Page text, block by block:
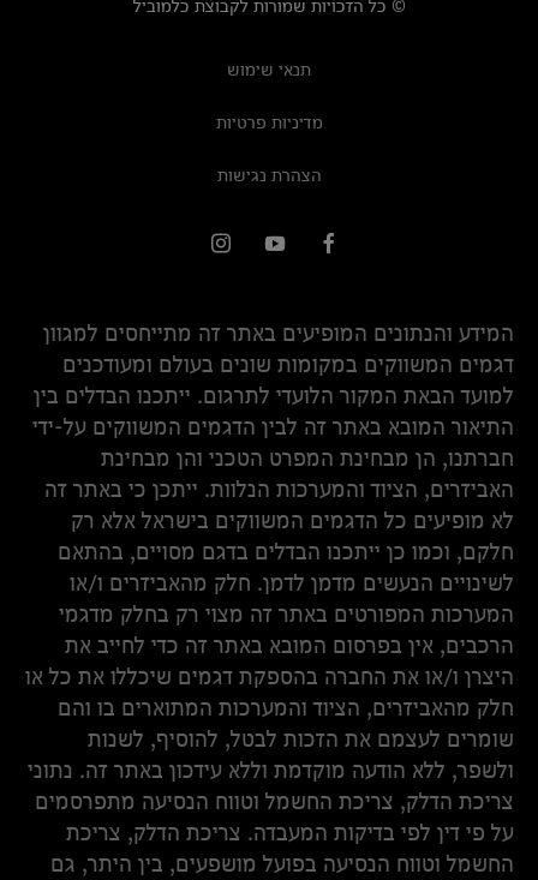
© כל הזכויות שמורות לקבוצת כלמוביל
תנאי שימוש
מדיניות פרטיות
הצהרת נגישות
המידע והנתונים המופיעים באתר זה מתייחסים למגוון
דגמים המשווקים במקומות שונים בעולם ומעודכנים
למועד הבאת המקור הלועדי לתרגום. ייתכנו הבדלים בין
התיאור המובא באתר זה לבין הדגמים המשווקים על-ידי
חברתנו, הן מבחינת המפרט הטכני והן מבחינת
האביזרים, הציוד והמערכות הנלוות. ייתכן כי באתר זה
לא מופיעים כל הדגמים המשווקים בישראל אלא רק
חלקם, וכמו כן ייתכנו הבדלים בדגם מסויים, בהתאם
לשינויים הנעשים מדמן לדמן. חלק מהאביזרים ו/או
המערכות המפורטים באתר זה מצוי רק בחלק מדגמי
הרכבים, אין בפרסום המובא באתר זה כדי לחייב את
היצרן ו/או את החברה בהספקת דגמים שיכללו את כל או
חלק מהאביזרים, הציוד והמערכות המתוארים בו והם
שומרים לעצמם את הזכות לבטל, להוסיף, לשנות
ולשפר, ללא הודעה מוקדמת וללא עידכון באתר זה. נתוני
צריכת הדלק, צריכת החשמל וטווח הנסיעה מתפרסמים
על פי דין לפי בדיקות המעבדה. צריכת הדלק, צריכת
החשמל וטווח הנסיעה בפועל מושפעים, בין היתר, גם